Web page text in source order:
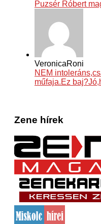
Puzsér Róbert
VeronicaRoni
NEM
műfaja.Ez
Zene hírek